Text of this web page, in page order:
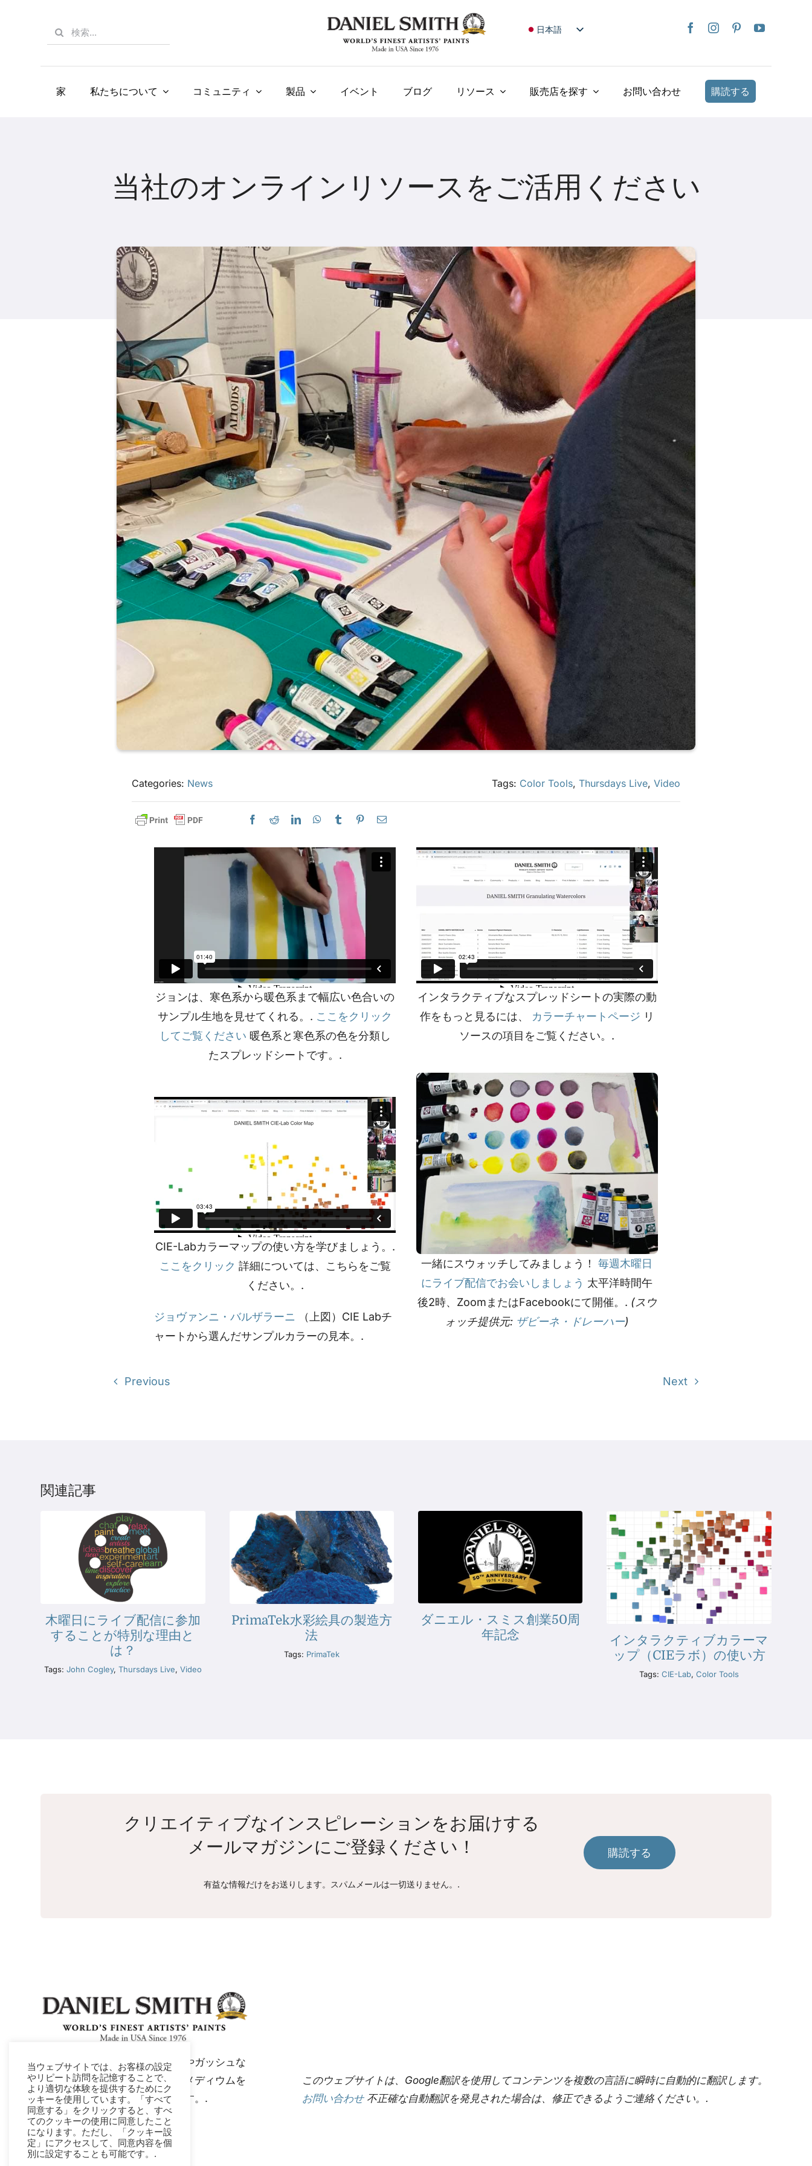
Search
for:
日本語
Français
Italiano
Tiếng Việt
家 私たちについて コミュニティ 製品 イベント ブログ リソース 販売店を探す お問い合わせ 購読する
当社のオンラインリソースをご活用ください
Categories: News Tags: Color Tools, Thursdays Live, Video
ジョンは、寒色系から暖色系まで幅広い色合いの
サンプル生地を見せてくれる。. ここをクリック
してご覧ください 暖色系と寒色系の色を分類し
たスプレッドシートです。.
CIE-Labカラーマップの使い方を学びましょう。.
ここをクリック 詳細については、こちらをご覧
ください。.
ジョヴァンニ・バルザラーニ
（上図）CIE Labチ
ャートから選んだサンプルカラーの見本。.
インタラクティブなスプレッドシートの実際の動
作をもっと見るには、
カラーチャートページ リ
ソースの項目をご覧ください。.
一緒にスウォッチしてみましょう！毎週木曜日
にライブ配信でお会いしましょう 太平洋時間午
後2時、ZoomまたはFacebookにて開催。. (スウ
ォッチ提供元: ザビーネ・ドレーハー)
Previous Next
関連記事
木曜日にライブ配信に参加
することが特別な理由と
は？
Tags: John Cogley, Thursdays Live, Video
PrimaTek水彩絵具の製造方
法
Tags: PrimaTek
ダニエル・スミス創業50周
年記念
インタラクティブカラーマ
ップ（CIEラボ）の使い方
Tags:CIE-Lab,Color Tools
クリエイティブなインスピレーションをお届けする
メールマガジンにご登録ください！
有益な情報だけをお送りします。スパムメールは一切送りません。.
購読する
ダニエル・スミスは、水彩絵具やガッシュな
ど、アーティスト品質の絵具やメディウムを
製造する世界有数のメーカーです。.
このウェブサイトは、Google翻訳を使用してコンテンツを複数の言語に瞬時に自動的に翻訳します。
お問い合わせ不正確な自動翻訳を発見された場合は、修正できるようご連絡ください。.
当ウェブサイトでは、お客様の設定
やリピート訪問を記憶することで、
より適切な体験を提供するためにク
ッキーを使用しています。「すべて
同意する」をクリックすると、すべ
てのクッキーの使用に同意したこと
になります。ただし、「クッキー設
定」にアクセスして、同意内容を個
別に設定することも可能です。.